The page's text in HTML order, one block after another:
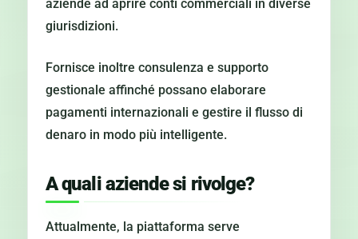
aziende ad aprire conti commerciali in diverse
giurisdizioni.
Fornisce inoltre consulenza e supporto
gestionale affinché possano elaborare
pagamenti internazionali e gestire il flusso di
denaro in modo più intelligente.
A quali aziende si rivolge?
Attualmente, la piattaforma serve